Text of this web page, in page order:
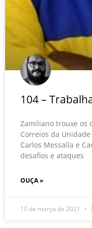
104 –
Zamiliano trouxe os
Correios da Unidade
Carlos Messalla e
desafios e ataques
OUÇA »
10 de março de 2021